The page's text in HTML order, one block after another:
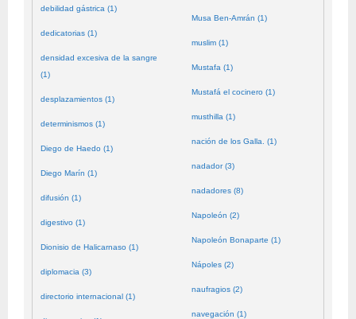
debilidad gástrica (1)
dedicatorias (1)
densidad excesiva de la sangre
(1)
desplazamientos (1)
determinismos (1)
Diego de Haedo (1)
Diego Marín (1)
difusión (1)
digestivo (1)
Dionisio de Halicarnaso (1)
diplomacia (3)
directorio internacional (1)
Musa Ben-Amrán (1)
muslim (1)
Mustafa (1)
Mustafá el cocinero (1)
musthilla (1)
nación de los Galla. (1)
nadador (3)
nadadores (8)
Napoleón (2)
Napoleón Bonaparte (1)
Nápoles (2)
naufragios (2)
navegación (1)